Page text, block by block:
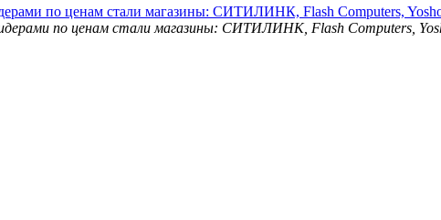
по ценам стали магазины: СИТИЛИНК, Flash Computers,